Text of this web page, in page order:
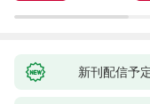
新刊配信予